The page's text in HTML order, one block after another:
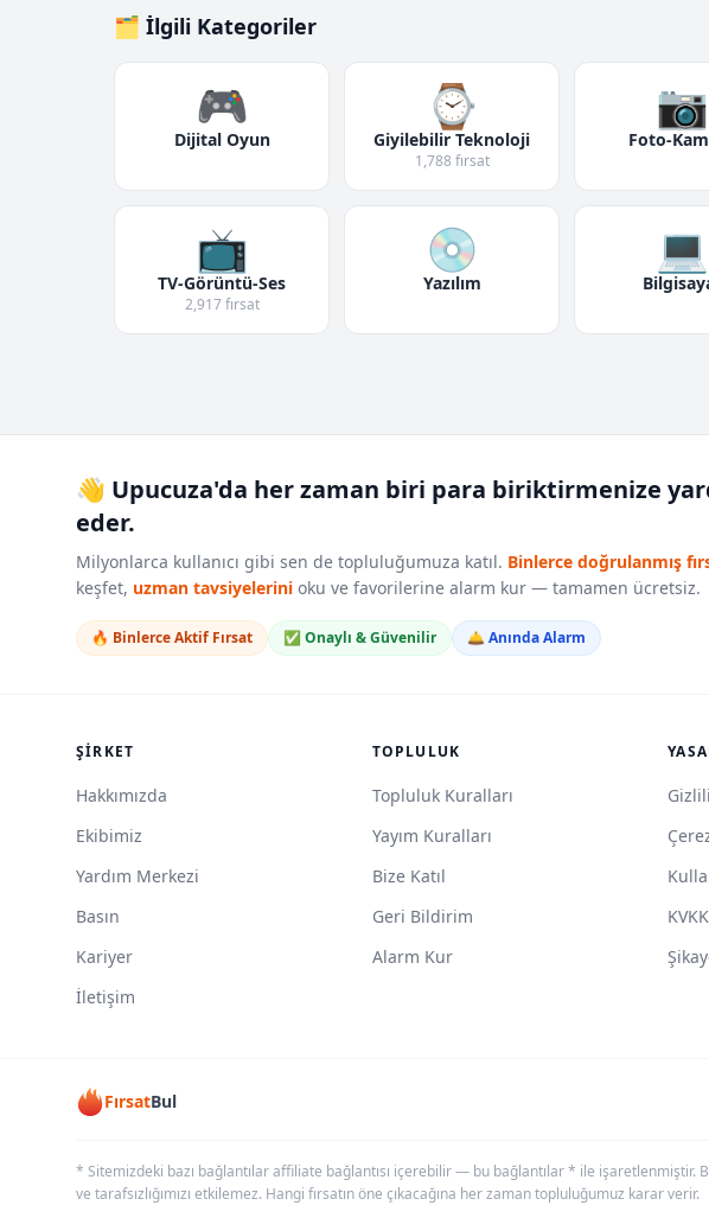
🗂️ İlgili Kategoriler
🎮
Dijital Oyun
⌚
Giyilebilir Teknoloji
1,788 fırsat
📷
Foto-
📺
TV-Görüntü-Ses
2,917 fırsat
💿
Yazılım
💻
👋 Upucuza'da her zaman biri para biriktirmenize
eder.
Milyonlarca kullanıcı gibi sen de topluluğumuza katıl. Binlerce doğrulanmış
keşfet, uzman tavsiyelerini oku ve favorilerine alarm kur — tamamen ücretsiz.
🔥 Binlerce Aktif Fırsat ✅ Onaylı & Güvenilir 🛎️ Anında Alarm
ŞIRKET
Hakkımızda
Ekibimiz
Yardım Merkezi
Basın
Kariyer
İletişim
TOPLULUK
Topluluk Kuralları
Yayım Kuralları
Bize Katıl
Geri Bildirim
Alarm Kur
FırsatBul
* Sitemizdeki bazı bağlantılar affiliate bağlantısı içerebilir — bu bağlantılar * ile işaretlenmiştir.
ve tarafsızlığımızı etkilemez. Hangi fırsatın öne çıkacağına her zaman topluluğumuz karar verir.